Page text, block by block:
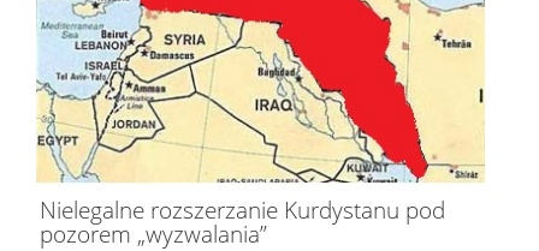
Nielegalne rozszerzanie Kurdystanu pod
pozorem „wyzwalania”